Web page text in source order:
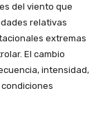
del viento que
relativas
extremas
El cambio
intensidad,